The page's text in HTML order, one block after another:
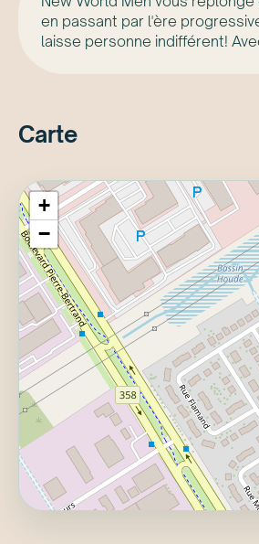
en passant par l'ère
laisse personne indifférent!
Carte
+
−